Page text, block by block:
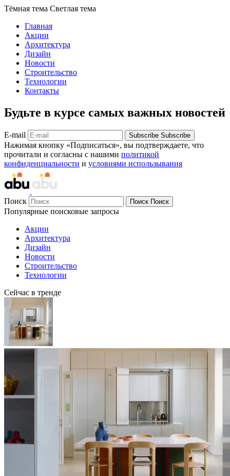
Тёмная тема Светлая тема
Главная
Акции
Архитектура
Дизайн
Новости
Строительство
Технологии
Контакты
Будьте в курсе самых важных новостей
E-mail Subscribe Subscribe
Нажимая кнопку «Подписаться», вы подтверждаете, что
прочитали и согласны с нашими политикой
конфиденциальности и условиями использывания
Поиск Поиск Поиск
Популярные поисковые запросы
Акции
Архитектура
Дизайн
Новости
Строительство
Технологии
Сейчас в тренде